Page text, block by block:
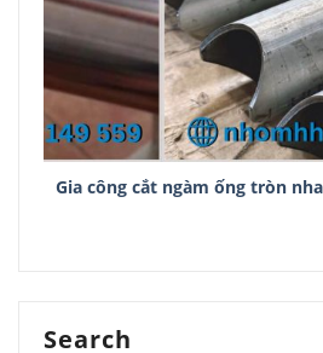
Gia công cắt ngàm ống tròn
Search